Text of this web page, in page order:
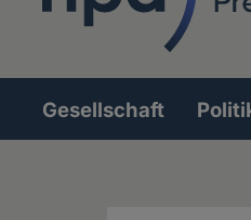
Gesellschaft